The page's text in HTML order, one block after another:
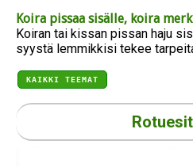
Koira pissaa sisälle, koira
Koiran tai kissan pissan haju
syystä lemmikkisi tekee
KAIKKI TEEMAT